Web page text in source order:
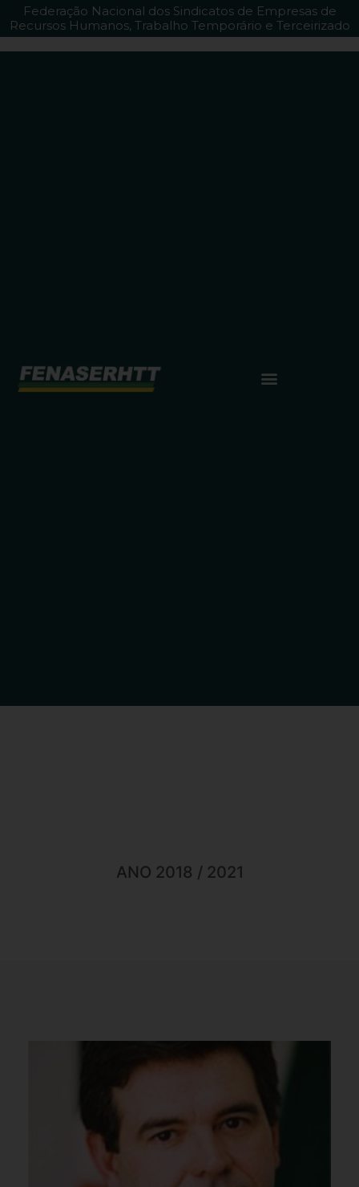
Federação Nacional dos Sindicatos de Empresas de
Recursos Humanos, Trabalho Temporário e Terceirizado
ANO 2018 / 2021